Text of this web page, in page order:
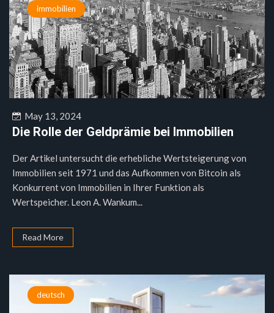
immobilien
May 13, 2024
Die Rolle der Geldprämie bei Immobilien
Der Artikel untersucht die erhebliche Wertsteigerung von
Immobilien seit 1971 und das Aufkommen von Bitcoin als
Konkurrent von Immobilien in Ihrer Funktion als
Wertspeicher. Leon A. Wankum...
Read More
deutsch